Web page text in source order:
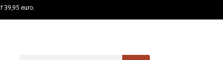
39,95 euro.